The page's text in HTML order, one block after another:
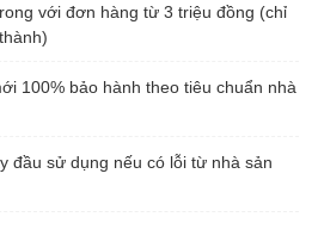
với đơn hàng từ 3 triệu đồng (chỉ
100% bảo hành theo tiêu chuẩn nhà
đầu sử dụng nếu có lỗi từ nhà sản